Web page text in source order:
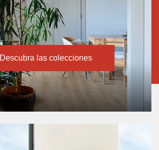
Descubra las colecciones